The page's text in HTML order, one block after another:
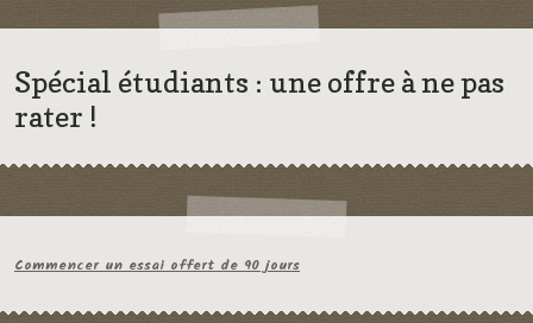
Spécial étudiants : une offre à ne pas
rater !
Commencer un essai offert de 90 jours